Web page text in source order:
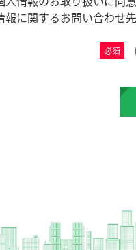
に関するお問い合わせ
必須